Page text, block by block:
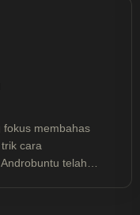
fokus membahas
cara
telah